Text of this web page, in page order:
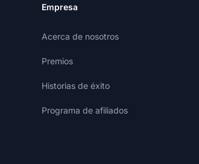
Empresa
Acerca de nosotros
Premios
Historias de éxito
Programa de afiliados